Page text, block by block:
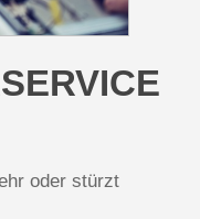
oder stürzt